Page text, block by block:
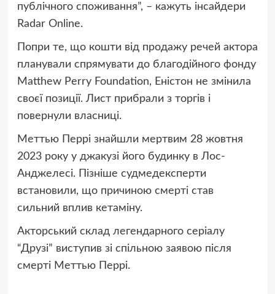
публічного споживання”, – кажуть інсайдери
Radar Online.
Попри те, що кошти від продажу речей актора
планували спрямувати до благодійного фонду
Matthew Perry Foundation, Еністон не змінила
своєї позиції. Лист прибрали з торгів і
повернули власниці.
Меттью Перрі знайшли мертвим 28 жовтня
2023 року у джакузі його будинку в Лос-
Анджелесі. Пізніше судмедексперти
встановили, що причиною смерті став
сильний вплив кетаміну.
Акторський склад легендарного серіалу
“Друзі” виступив зі спільною заявою після
смерті Меттью Перрі.